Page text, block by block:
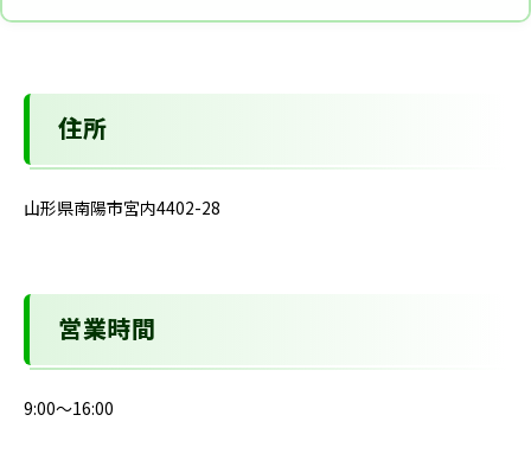
住所
山形県南陽市宮内4402-28
営業時間
9:00～16:00